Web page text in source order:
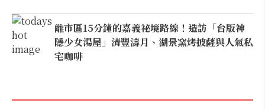
離市區15分鐘的嘉義祕境路線！造訪「台版神
隱少女湯屋」清豐濤月、湖景窯烤披薩與人氣私
宅咖啡